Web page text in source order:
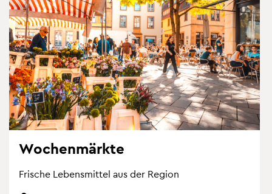
Wo­chen­märk­te
Fri­sche Le­bens­mit­tel aus der Re­gi­on